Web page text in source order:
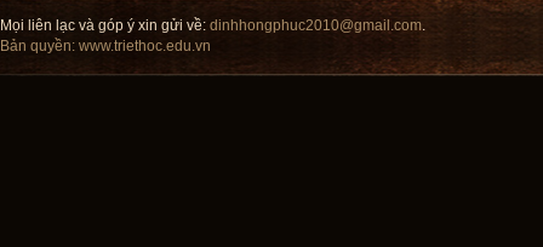
Mọi liên lạc và góp ý xin gửi về: dinhhongphuc2010@gmail.com.
Bản quyền: www.triethoc.edu.vn